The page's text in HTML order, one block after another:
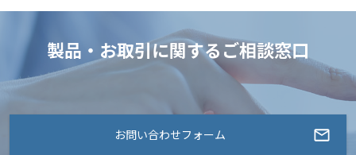
製品・お取引に関するご相談窓口
お問い合わせフォーム